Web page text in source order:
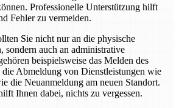
Professionelle Unterstützung hilft
Fehler zu vermeiden.
Sie nicht nur an die physische
sondern auch an administrative
beispielsweise das Melden des
Abmeldung von Dienstleistungen wie
die Neuanmeldung am neuen Standort.
Ihnen dabei, nichts zu vergessen.